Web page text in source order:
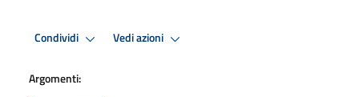
Condividi Vedi azioni
Argomenti: